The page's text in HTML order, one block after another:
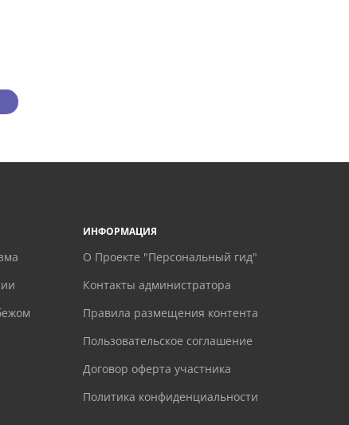
ИНФОРМАЦИЯ
О Проекте "Персональный гид"
Контакты администратора
Правила размещения контента
Пользовательское соглашение
Договор оферта участника
Политика конфиденциальности